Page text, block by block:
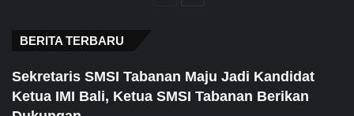
BERITA TERBARU
Sekretaris SMSI Tabanan Maju Jadi Kandidat
Ketua IMI Bali, Ketua SMSI Tabanan Berikan